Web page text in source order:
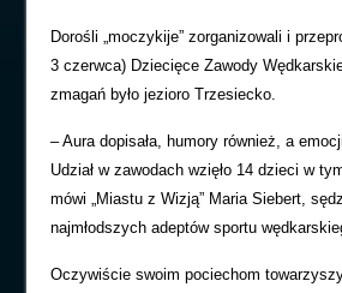
Dorośli „moczykije” zorganizowali i
3 czerwca) Dziecięce Zawody
zmagań było jezioro Trzesiecko.
– Aura dopisała, humory również, a
Udział w zawodach wzięło 14 dzieci w
mówi „Miastu z Wizją” Maria Siebert,
najmłodszych adeptów sportu
Oczywiście swoim pociechom